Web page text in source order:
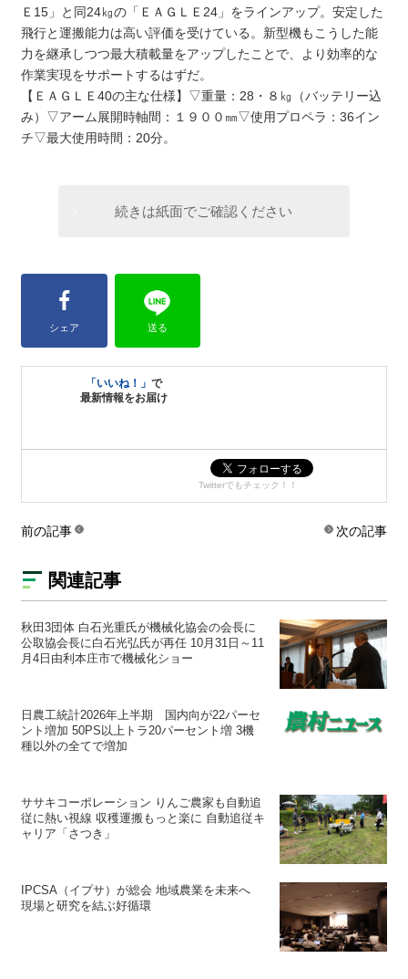
Ｅ15」と同24㎏の「ＥＡＧＬＥ24」をラインアップ。安定した
飛行と運搬能力は高い評価を受けている。新型機もこうした能
力を継承しつつ最大積載量をアップしたことで、より効率的な
作業実現をサポートするはずだ。
【ＥＡＧＬＥ40の主な仕様】▽重量：28・８㎏（バッテリー込
み）▽アーム展開時軸間：１９００㎜▽使用プロペラ：36イン
チ▽最大使用時間：20分。
続きは紙面でご確認ください
シェア 送る
「いいね！」で
最新情報をお届け
Twitterでもチェック！！
前の記事 次の記事
関連記事
秋田3団体 白石光重氏が機械化協会の会長に
公取協会長に白石光弘氏が再任 10月31日～11
月4日由利本庄市で機械化ショー
日農工統計2026年上半期 国内向が22パーセ
ント増加 50PS以上トラ20パーセント増 3機
種以外の全てで増加
ササキコーポレーション りんご農家も自動追
従に熱い視線 収穫運搬もっと楽に 自動追従キ
ャリア「さつき」
IPCSA（イプサ）が総会 地域農業を未来へ
現場と研究を結ぶ好循環